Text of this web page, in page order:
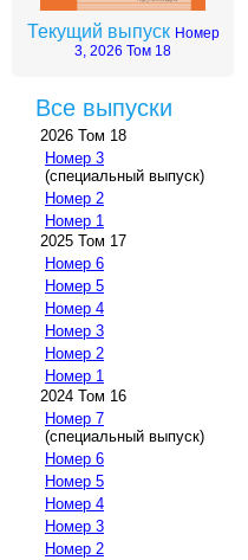
Текущий выпуск Номер
3, 2026 Том 18
Все выпуски
2026 Том 18
Номер 3
(специальный выпуск)
Номер 2
Номер 1
2025 Том 17
Номер 6
Номер 5
Номер 4
Номер 3
Номер 2
Номер 1
2024 Том 16
Номер 7
(специальный выпуск)
Номер 6
Номер 5
Номер 4
Номер 3
Номер 2